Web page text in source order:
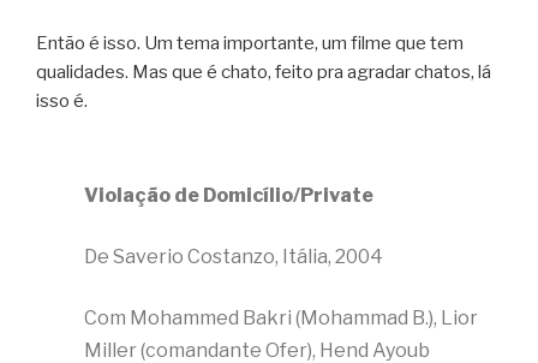
Então é isso. Um tema importante, um filme que tem
qualidades. Mas que é chato, feito pra agradar chatos, lá
isso é.
Violação de Domicílio/Private
De Saverio Costanzo, Itália, 2004
Com Mohammed Bakri (Mohammad B.), Lior
Miller (comandante Ofer), Hend Ayoub